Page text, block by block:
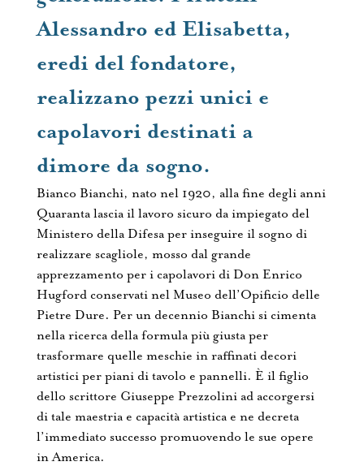
Alessandro ed Elisabetta,
eredi del fondatore,
realizzano pezzi unici e
capolavori destinati a
dimore da sogno.
Bianco Bianchi, nato nel 1920, alla fine degli anni
Quaranta lascia il lavoro sicuro da impiegato del
Ministero della Difesa per inseguire il sogno di
realizzare scagliole, mosso dal grande
apprezzamento per i capolavori di Don Enrico
Hugford conservati nel Museo dell’Opificio delle
Pietre Dure. Per un decennio Bianchi si cimenta
nella ricerca della formula più giusta per
trasformare quelle meschie in raffinati decori
artistici per piani di tavolo e pannelli. È il figlio
dello scrittore Giuseppe Prezzolini ad accorgersi
di tale maestria e capacità artistica e ne decreta
l’immediato successo promuovendo le sue opere
in America.